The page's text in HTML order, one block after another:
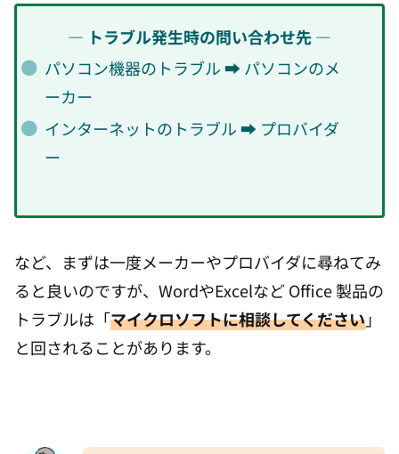
― トラブル発生時の問い合わせ先 ―
パソコン機器のトラブル ➡ パソコンのメ
ーカー
インターネットのトラブル ➡ プロバイダ
ー
など、まずは一度メーカーやプロバイダに尋ねてみ
ると良いのですが、WordやExcelなど Office 製品の
トラブルは「マイクロソフトに相談してください」
と回されることがあります。